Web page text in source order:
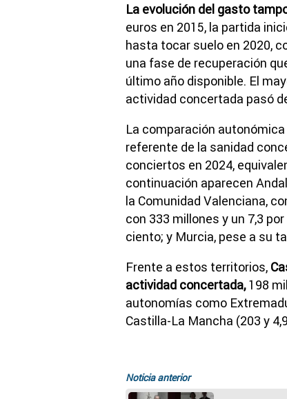
La evolución del gasto
euros en 2015, la partida
hasta tocar suelo en 2020,
una fase de recuperación
último año disponible. El
actividad concertada pasó
La comparación
referente de la sanidad
conciertos en 2024,
continuación aparecen
la Comunidad Valenciana,
con 333 millones y un 7,3
ciento; y Murcia, pese a su
Frente a estos territorios,
actividad concertada,198
autonomías como
Castilla-La Mancha (203 y
Noticia anterior